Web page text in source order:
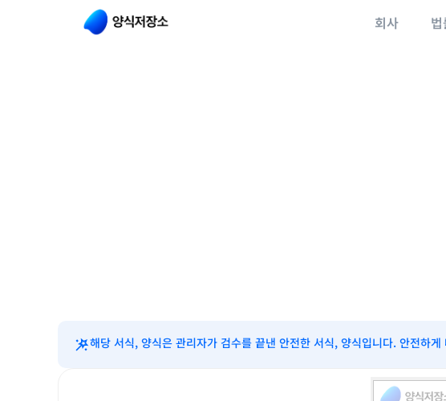
회사
해당 서식, 양식은 관리자가 검수를 끝낸 안전한 서식, 양식입니다. 안전하